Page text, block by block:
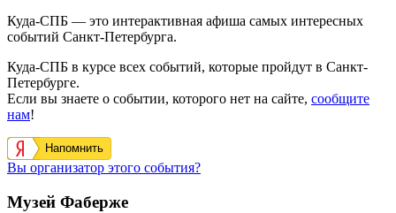
Куда-СПБ — это интерактивная афиша самых интересных
событий Санкт-Петербурга.
Куда-СПБ в курсе всех событий, которые пройдут в Санкт-
Петербурге.
Если вы знаете о событии, которого нет на сайте, сообщите
нам!
Напомнить
Вы организатор этого события?
Музей Фаберже